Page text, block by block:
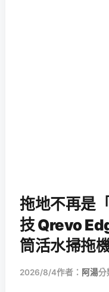
拖地不再是
技 Qrevo
筒活水掃拖
2026/8/4作者： 阿湯分